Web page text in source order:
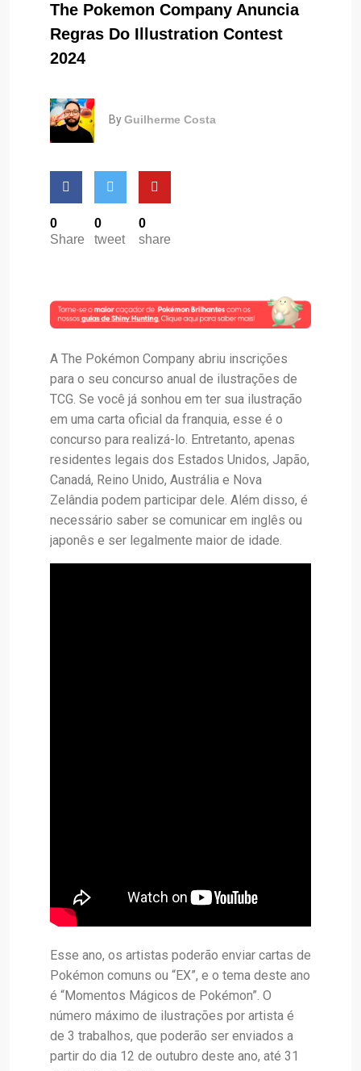
The Pokemon Company Anuncia
Regras Do Illustration Contest
2024
ByGuilherme Costa
0
Share
0
tweet
0
share
A The Pokémon Company abriu inscrições
para o seu concurso anual de ilustrações de
TCG. Se você já sonhou em ter sua ilustração
em uma carta oficial da franquia, esse é o
concurso para realizá-lo. Entretanto, apenas
residentes legais dos Estados Unidos, Japão,
Canadá, Reino Unido, Austrália e Nova
Zelândia podem participar dele. Além disso, é
necessário saber se comunicar em inglês ou
japonês e ser legalmente maior de idade.
Esse ano, os artistas poderão enviar cartas de
Pokémon comuns ou “EX”, e o tema deste ano
é “Momentos Mágicos de Pokémon”. O
número máximo de ilustrações por artista é
de 3 trabalhos, que poderão ser enviados a
partir do dia 12 de outubro deste ano, até 31